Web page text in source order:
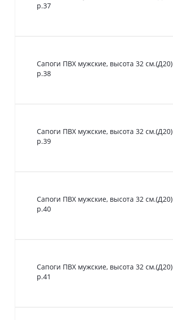
р.37
Сапоги ПВХ мужские, высота 32 см.(Д20)
р.38
Сапоги ПВХ мужские, высота 32 см.(Д20)
р.39
Сапоги ПВХ мужские, высота 32 см.(Д20)
р.40
Сапоги ПВХ мужские, высота 32 см.(Д20)
р.41